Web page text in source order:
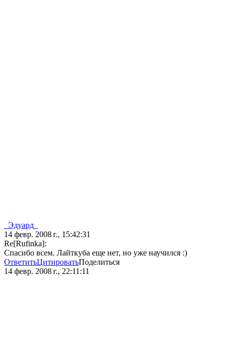
_Эдуард_
14 февр. 2008 г., 15:42:31
Re[Rufinka]:
Спасибо всем. Лайткуба еще нет, но уже научился :)
ОтветитьЦитироватьПоделиться
14 февр. 2008 г., 22:11:11